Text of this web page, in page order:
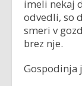
imeli nekaj
odvedli, so
smeri v
brez nje.
Gospodinja